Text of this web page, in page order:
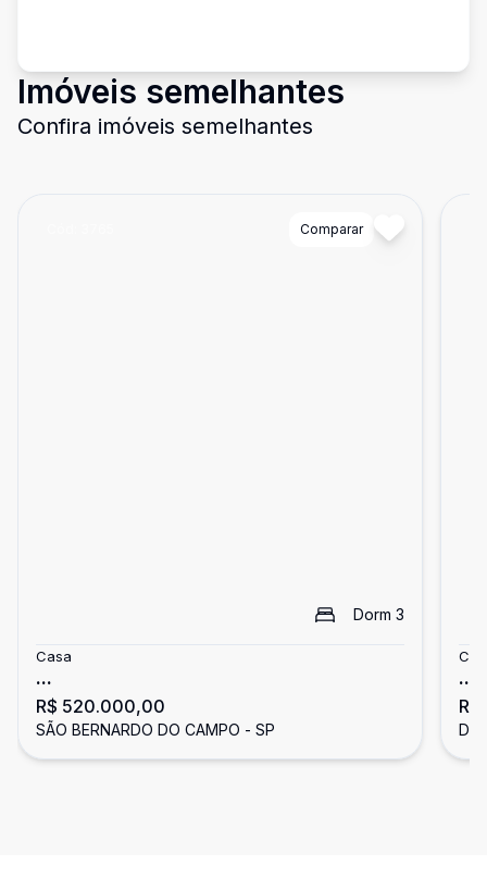
Imóveis semelhantes
Confira imóveis semelhantes
Comparar
Dorm 3
Casa
...
R$ 520.000,00
SÃO BERNARDO DO CAMPO - SP
...